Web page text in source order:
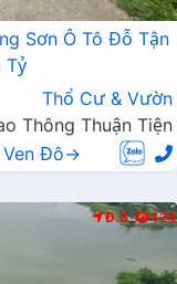
Sơn Ô Tô Đỗ Tận
Tỷ
Thổ Cư & Vườn
Thông Thuận Tiện
Ven Đô→
Đ.B 124